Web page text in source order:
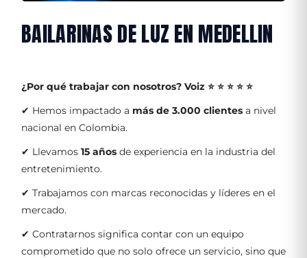
BAILARINAS DE LUZ EN MEDELLIN
¿Por qué trabajar con nosotros? Voiz ⭐ ⭐ ⭐ ⭐ ⭐
✔ Hemos impactado a más de 3.000 clientes a nivel
nacional en Colombia.
✔ Llevamos 15 años de experiencia en la industria del
entretenimiento.
✔ Trabajamos con marcas reconocidas y líderes en el
mercado.
✔ Contratarnos significa contar con un equipo
comprometido que no solo ofrece un servicio, sino que